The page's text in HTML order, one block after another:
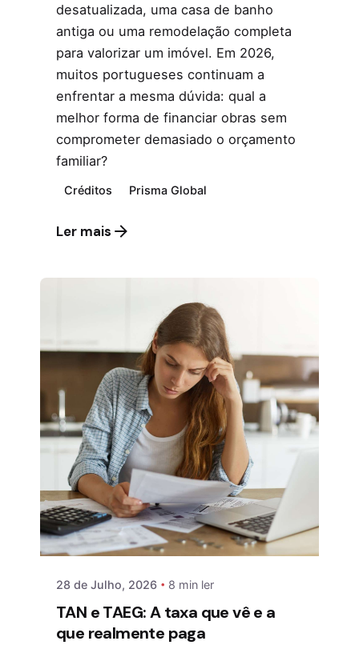
desatualizada, uma casa de banho
antiga ou uma remodelação completa
para valorizar um imóvel. Em 2026,
muitos portugueses continuam a
enfrentar a mesma dúvida: qual a
melhor forma de financiar obras sem
comprometer demasiado o orçamento
familiar?
Créditos Prisma Global
Ler mais
28 de Julho, 2026 8 min ler
TAN e TAEG: A taxa que vê e a
que realmente paga